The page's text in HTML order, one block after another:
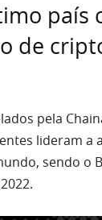
país
de
pela
lideram a
sendo o